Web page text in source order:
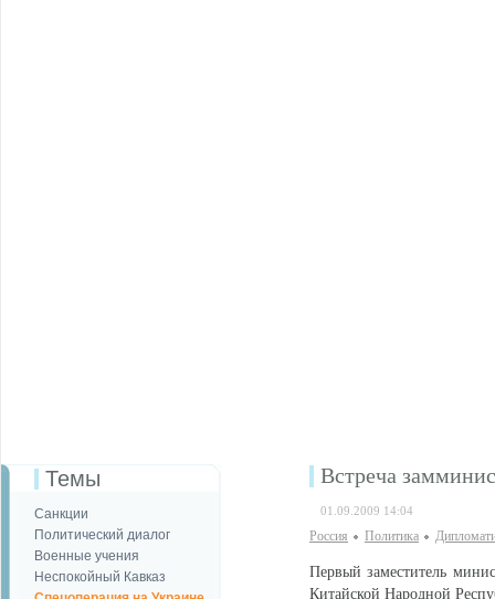
Темы
Санкции
Политический диалог
Военные учения
Неспокойный Кавказ
Встреча
01.09.2009 14:04
Россия Политика
Первый заместитель
Китайской Народной